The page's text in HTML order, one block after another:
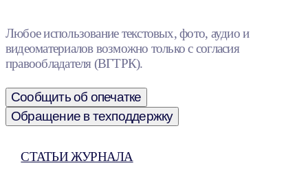
Любое использование текстовых, фото, аудио и
видеоматериалов возможно только с согласия
правообладателя (ВГТРК).
Сообщить об опечатке
Обращение в техподдержку
СТАТЬИ ЖУРНАЛА